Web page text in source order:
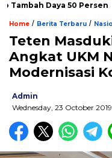
Daya 50 Persen
Home / Berita Terbaru /
Teten
Angkat UKM
Modernisasi
Admin
Wednesday, 23 October 2019